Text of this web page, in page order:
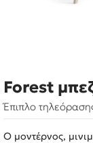
Forest
Έπιπλο
Ο μοντέρνος,